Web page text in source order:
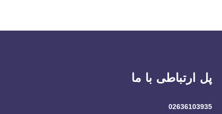
پل ارتباطی با ما
02636103935